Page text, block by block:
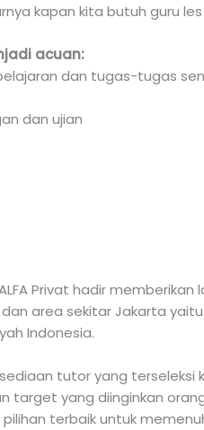
kapan kita butuh guru
acuan:
dan tugas-tugas
dan ujian
Privat hadir
area sekitar Jakarta
Indonesia.
tutor yang
yang diinginkan
terbaik untuk